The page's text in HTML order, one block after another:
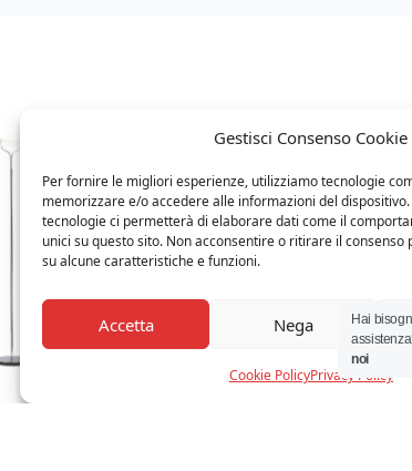
Gestisci Consenso Cookie
Per fornire le migliori esperienze, utilizziamo tecnologie
memorizzare e/o accedere alle informazioni del
tecnologie ci permetterà di elaborare dati come il
unici su questo sito. Non acconsentire o ritirare il
su alcune caratteristiche e funzioni.
Accetta Nega
Cookie PolicyPrivacy Policy
Hai
noi